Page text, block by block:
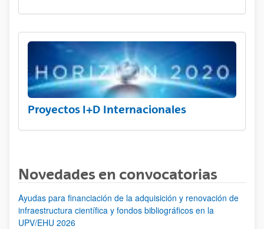
Proyectos I+D Internacionales
Novedades en convocatorias
Ayudas para financiación de la adquisición y renovación de
infraestructura científica y fondos bibliográficos en la
UPV/EHU 2026